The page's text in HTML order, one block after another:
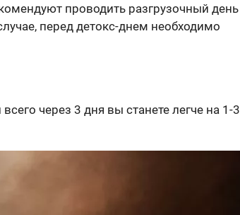
проводить разгрузочный день
перед детокс-днем необходимо
через 3 дня вы станете легче на 1-3